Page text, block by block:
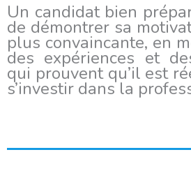
Un candidat bien
de démontrer sa
plus convaincante, en
des expériences et
qui prouvent qu’il est
s’investir dans la